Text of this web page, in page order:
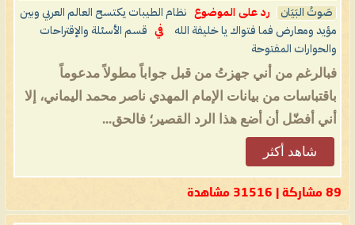
صَوتُ البَيَان رد على الموضوع
نظام الطيبات يكتسح العالم العربي وبين
مؤيد ومعارض فما فتواك يا خليفة الله
في
قسم الأسئلة والإقتراحات
والحوارات المفتوحة
فبالرغم من أني جهزتُ من قبل جواباً مطولاً مدعوماً
باقتباسات من بيانات الإمام المهدي ناصر محمد اليماني، إلا
أني أفضّل أن أضع هذا الرد القصير؛ فالحق...
شاهد أكثر
89 مشاركة | 31516 مشاهدة